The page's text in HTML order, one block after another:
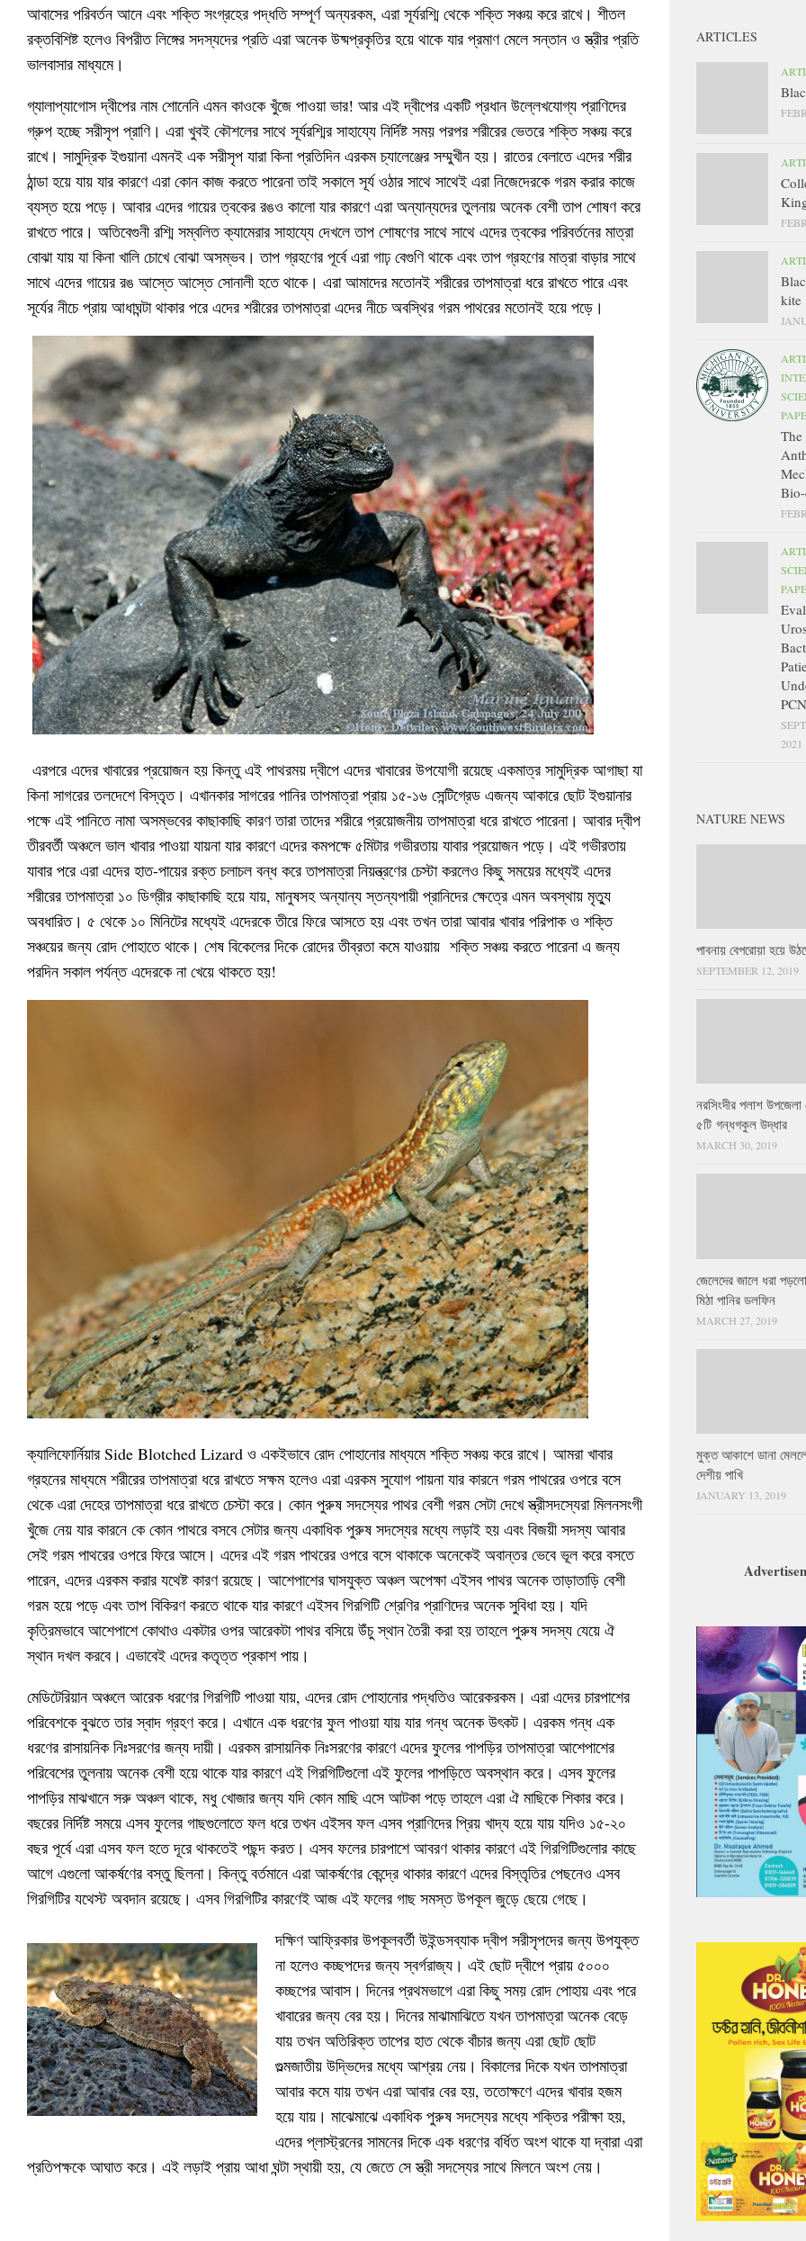
আবাসের পরিবর্তন আনে এবং শক্তি সংগ্রহের পদ্ধতি সম্পূর্ণ অন্যরকম, এরা সূর্যরশ্মি থেকে শক্তি সঞ্চয় করে রাখে। শীতল
রক্তবিশিষ্ট হলেও বিপরীত লিঙ্গের সদস্যদের প্রতি এরা অনেক উষ্মপ্রকৃতির হয়ে থাকে যার প্রমাণ মেলে সন্তান ও স্ত্রীর প্রতি
ভালবাসার মাধ্যমে।
গ্যালাপ্যাগোস দ্বীপের নাম শোনেনি এমন কাওকে খুঁজে পাওয়া ভার! আর এই দ্বীপের একটি প্রধান উল্লেখযোগ্য প্রাণিদের
গ্রুপ হচ্ছে সরীসৃপ প্রাণি। এরা খুবই কৌশলের সাথে সূর্যরশ্মির সাহায্যে নির্দিষ্ট সময় পরপর শরীরের ভেতরে শক্তি সঞ্চয় করে
রাখে। সামুদ্রিক ইগুয়ানা এমনই এক সরীসৃপ যারা কিনা প্রতিদিন এরকম চ্যালেঞ্জের সম্মুখীন হয়। রাতের বেলাতে এদের শরীর
ঠান্ডা হয়ে যায় যার কারণে এরা কোন কাজ করতে পারেনা তাই সকালে সূর্য ওঠার সাথে সাথেই এরা নিজেদেরকে গরম করার কাজে
ব্যস্ত হয়ে পড়ে। আবার এদের গায়ের ত্বকের রঙও কালো যার কারণে এরা অন্যান্যদের তুলনায় অনেক বেশী তাপ শোষণ করে
রাখতে পারে। অতিবেগুনী রশ্মি সম্বলিত ক্যামেরার সাহায্যে দেখলে তাপ শোষণের সাথে সাথে এদের ত্বকের পরিবর্তনের মাত্রা
বোঝা যায় যা কিনা খালি চোখে বোঝা অসম্ভব। তাপ গ্রহণের পূর্বে এরা গাঢ় বেগুণি থাকে এবং তাপ গ্রহণের মাত্রা বাড়ার সাথে
সাথে এদের গায়ের রঙ আস্তে আস্তে সোনালী হতে থাকে। এরা আমাদের মতোনই শরীরের তাপমাত্রা ধরে রাখতে পারে এবং
সূর্যের নীচে প্রায় আধাঘন্টা থাকার পরে এদের শরীরের তাপমাত্রা এদের নীচে অবস্থির গরম পাথরের মতোনই হয়ে পড়ে।
এরপরে এদের খাবারের প্রয়োজন হয় কিন্তু এই পাথরময় দ্বীপে এদের খাবারের উপযোগী রয়েছে একমাত্র সামুদ্রিক আগাছা যা
কিনা সাগরের তলদেশে বিস্তৃত। এখানকার সাগরের পানির তাপমাত্রা প্রায় ১৫-১৬ সেন্টিগ্রেড এজন্য আকারে ছোট ইগুয়ানার
পক্ষে এই পানিতে নামা অসম্ভবের কাছাকাছি কারণ তারা তাদের শরীরে প্রয়োজনীয় তাপমাত্রা ধরে রাখতে পারেনা। আবার দ্বীপ
তীরবর্তী অঞ্চলে ভাল খাবার পাওয়া যায়না যার কারণে এদের কমপক্ষে ৫মিটার গভীরতায় যাবার প্রয়োজন পড়ে। এই গভীরতায়
যাবার পরে এরা এদের হাত-পায়ের রক্ত চলাচল বন্ধ করে তাপমাত্রা নিয়ন্ত্রণের চেস্টা করলেও কিছু সময়ের মধ্যেই এদের
শরীরের তাপমাত্রা ১০ ডিগ্রীর কাছাকাছি হয়ে যায়, মানুষসহ অন্যান্য স্তন্যপায়ী প্রানিদের ক্ষেত্রে এমন অবস্থায় মৃত্যু
অবধারিত। ৫ থেকে ১০ মিনিটের মধ্যেই এদেরকে তীরে ফিরে আসতে হয় এবং তখন তারা আবার খাবার পরিপাক ও শক্তি
সঞ্চয়ের জন্য রোদ পোহাতে থাকে। শেষ বিকেলের দিকে রোদের তীব্রতা কমে যাওয়ায় শক্তি সঞ্চয় করতে পারেনা এ জন্য
পরদিন সকাল পর্যন্ত এদেরকে না খেয়ে থাকতে হয়!
ক্যালিফোর্নিয়ার Side Blotched Lizard ও একইভাবে রোদ পোহানোর মাধ্যমে শক্তি সঞ্চয় করে রাখে। আমরা খাবার
গ্রহনের মাধ্যমে শরীরের তাপমাত্রা ধরে রাখতে সক্ষম হলেও এরা এরকম সুযোগ পায়না যার কারনে গরম পাথরের ওপরে বসে
থেকে এরা দেহের তাপমাত্রা ধরে রাখতে চেস্টা করে। কোন পুরুষ সদস্যের পাথর বেশী গরম সেটা দেখে স্ত্রীসদস্যেরা মিলনসংগী
খুঁজে নেয় যার কারনে কে কোন পাথরে বসবে সেটার জন্য একাধিক পুরুষ সদস্যের মধ্যে লড়াই হয় এবং বিজয়ী সদস্য আবার
সেই গরম পাথরের ওপরে ফিরে আসে। এদের এই গরম পাথরের ওপরে বসে থাকাকে অনেকেই অবান্তর ভেবে ভূল করে বসতে
পারেন, এদের এরকম করার যথেষ্ট কারণ রয়েছে। আশেপাশের ঘাসযুক্ত অঞ্চল অপেক্ষা এইসব পাথর অনেক তাড়াতাড়ি বেশী
গরম হয়ে পড়ে এবং তাপ বিকিরণ করতে থাকে যার কারণে এইসব গিরগিটি শ্রেণির প্রাণিদের অনেক সুবিধা হয়। যদি
কৃত্রিমভাবে আশেপাশে কোথাও একটার ওপর আরেকটা পাথর বসিয়ে উঁচু স্থান তৈরী করা হয় তাহলে পুরুষ সদস্য যেয়ে ঐ
স্থান দখল করবে। এভাবেই এদের কতৃত্ত প্রকাশ পায়।
মেডিটেরিয়ান অঞ্চলে আরেক ধরণের গিরগিটি পাওয়া যায়, এদের রোদ পোহানোর পদ্ধতিও আরেকরকম। এরা এদের চারপাশের
পরিবেশকে বুঝতে তার স্বাদ গ্রহণ করে। এখানে এক ধরণের ফুল পাওয়া যায় যার গন্ধ অনেক উৎকট। এরকম গন্ধ এক
ধরণের রাসায়নিক নিঃসরণের জন্য দায়ী। এরকম রাসায়নিক নিঃসরণের কারণে এদের ফুলের পাপড়ির তাপমাত্রা আশেপাশের
পরিবেশের তুলনায় অনেক বেশী হয়ে থাকে যার কারণে এই গিরগিটিগুলো এই ফুলের পাপড়িতে অবস্থান করে। এসব ফুলের
পাপড়ির মাঝখানে সরু অঞ্চল থাকে, মধু খোজার জন্য যদি কোন মাছি এসে আটকা পড়ে তাহলে এরা ঐ মাছিকে শিকার করে।
বছরের নির্দিষ্ট সময়ে এসব ফুলের গাছগুলোতে ফল ধরে তখন এইসব ফল এসব প্রাণিদের প্রিয় খাদ্য হয়ে যায় যদিও ১৫-২০
বছর পূর্বে এরা এসব ফল হতে দূরে থাকতেই পছন্দ করত। এসব ফলের চারপাশে আবরণ থাকার কারণে এই গিরগিটিগুলোর কাছে
আগে এগুলো আকর্ষণের বস্তু ছিলনা। কিন্তু বর্তমানে এরা আকর্ষণের কেন্দ্রে থাকার কারণে এদের বিস্তৃতির পেছনেও এসব
গিরগিটির যথেস্ট অবদান রয়েছে। এসব গিরগিটির কারণেই আজ এই ফলের গাছ সমস্ত উপকূল জুড়ে ছেয়ে গেছে।
দক্ষিণ আফ্রিকার উপকূলবর্তী উইন্ডসব্যাক দ্বীপ সরীসৃপদের জন্য উপযুক্ত
না হলেও কচ্ছপদের জন্য স্বর্গরাজ্য। এই ছোট দ্বীপে প্রায় ৫০০০
কচ্ছপের আবাস। দিনের প্রথমভাগে এরা কিছু সময় রোদ পোহায় এবং পরে
খাবারের জন্য বের হয়। দিনের মাঝামাঝিতে যখন তাপমাত্রা অনেক বেড়ে
যায় তখন অতিরিক্ত তাপের হাত থেকে বাঁচার জন্য এরা ছোট ছোট
গুল্মজাতীয় উদ্ভিদের মধ্যে আশ্রয় নেয়। বিকালের দিকে যখন তাপমাত্রা
আবার কমে যায় তখন এরা আবার বের হয়, ততোক্ষণে এদের খাবার হজম
হয়ে যায়। মাঝেমাঝে একাধিক পুরুষ সদস্যের মধ্যে শক্তির পরীক্ষা হয়,
এদের প্লাস্ট্রনের সামনের দিকে এক ধরণের বর্ধিত অংশ থাকে যা দ্বারা এরা
প্রতিপক্ষকে আঘাত করে। এই লড়াই প্রায় আধা ঘন্টা স্থায়ী হয়, যে জেতে সে স্ত্রী সদস্যের সাথে মিলনে অংশ নেয়।
ARTICLES
kite
2021
NATURE NEWS
পাবনায় বেপরোয়া হয়ে
SEPTEMBER 12, 2019
নরসিংদীর পলাশ উপজেলা
৫টি গন্ধগকুল উদ্ধার
MARCH 30, 2019
জেলেদের জালে ধরা
মিঠা পানির ডলফিন
MARCH 27, 2019
মুক্ত আকাশে ডানা
দেশীয় পাখি
JANUARY 13, 2019